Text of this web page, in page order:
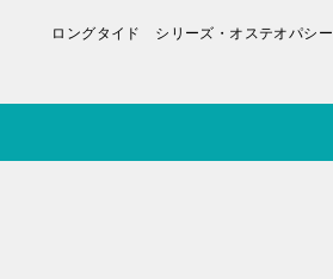
ロングタイド シリーズ・オステオパシー